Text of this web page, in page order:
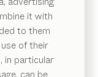
it with
to them
of their
in particular